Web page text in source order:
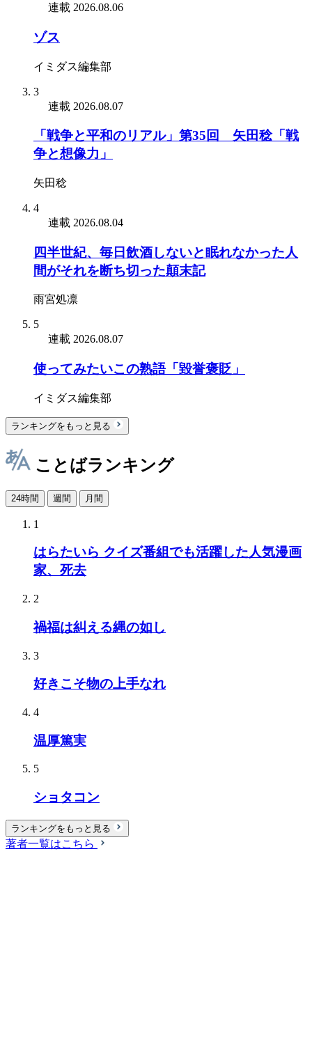
連載 2026.08.06
ゾス
イミダス編集部
3
連載 2026.08.07
「戦争と平和のリアル」第35回 矢田稔「戦
争と想像力」
矢田稔
4
連載 2026.08.04
四半世紀、毎日飲酒しないと眠れなかった人
間がそれを断ち切った顛末記
雨宮処凛
5
連載 2026.08.07
使ってみたいこの熟語「毀誉褒貶」
イミダス編集部
ランキングをもっと見る
ことばランキング
24時間 週間 月間
1
はらたいら クイズ番組でも活躍した人気漫画
家、死去
2
禍福は糾える縄の如し
3
好きこそ物の上手なれ
4
温厚篤実
5
ショタコン
ランキングをもっと見る
著者一覧はこちら